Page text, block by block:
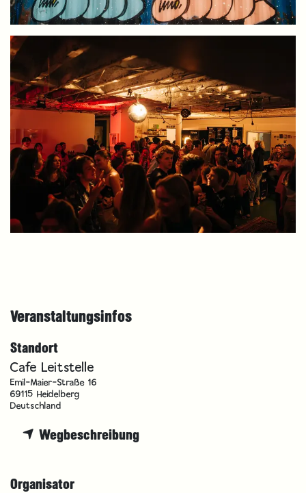
Veranstaltungsinfos
Standort
Cafe Leitstelle
Emil-Maier-Straße 16
69115 Heidelberg
Deutschland
Wegbeschreibung
Organisator